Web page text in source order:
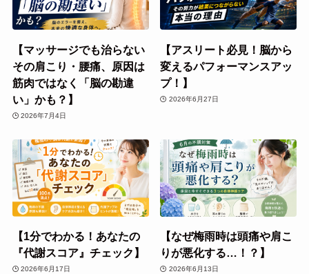
【マッサージでも治らない
その肩こり・腰痛、原因は
筋肉ではなく「脳の勘違
い」かも？】
2026年7月4日
【アスリート必見！脳から
変えるパフォーマンスアッ
プ！】
2026年6月27日
【1分でわかる！あなたの
『代謝スコア』チェック】
2026年6月17日
【なぜ梅雨時は頭痛や肩こ
りが悪化する…！？】
2026年6月13日